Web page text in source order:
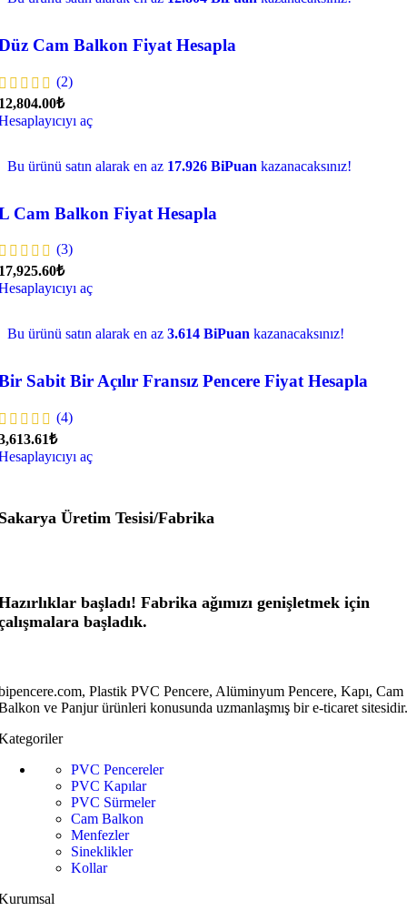
Cam Balkon Fiyat Hesapla
(2)
aç
Bu ürünü satın alarak en az 17.926 BiPuan kazanacaksınız!
Cam Balkon Fiyat Hesapla
(3)
aç
Bu ürünü satın alarak en az 3.614 BiPuan kazanacaksınız!
Sabit Bir Açılır Fransız Pencere Fiyat Hesapla
(4)
aç
Üretim Tesisi/Fabrika
başladı! Fabrika ağımızı genişletmek için
başladık.
Plastik PVC Pencere, Alüminyum Pencere, Kapı, Cam
ve Panjur ürünleri konusunda uzmanlaşmış bir e-ticaret sitesidir.
PVC Pencereler
PVC Kapılar
PVC Sürmeler
Cam Balkon
Menfezler
Sineklikler
Kollar